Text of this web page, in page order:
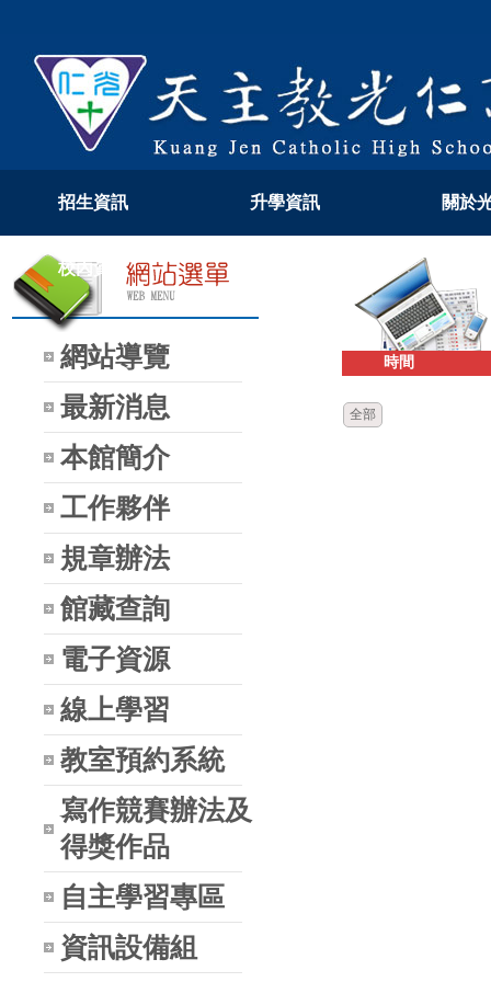
招生資訊 升學資訊 關於
校內資訊
網站導覽
最新消息
本館簡介
工作夥伴
規章辦法
館藏查詢
電子資源
線上學習
教室預約系統
寫作競賽辦法及
得獎作品
自主學習專區
資訊設備組
時間
全部